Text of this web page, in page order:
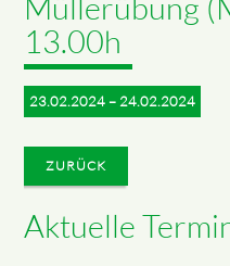
13.00h
23.02.2024 – 24.02.2024
ZURÜCK
Aktuelle